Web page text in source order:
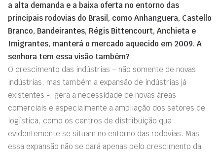
a alta demanda e a baixa oferta no entorno das
principais rodovias do Brasil, como Anhanguera, Castello
Branco, Bandeirantes, Régis Bittencourt, Anchieta e
Imigrantes, manterá o mercado aquecido em 2009. A
senhora tem essa visão também?
O crescimento das indústrias – não somente de novas
indústrias, mas também a expansão de indústrias já
existentes -, gera a necessidade de novas áreas
comerciais e especialmente a ampliação dos setores de
logística, como os centros de distribuição que
evidentemente se situam no entorno das rodovias. Mas
essa expansão não se dará apenas pelo crescimento da